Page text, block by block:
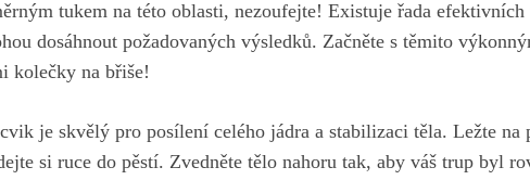
tukem na této oblasti, nezoufejte! Existuje řada
dosáhnout požadovaných výsledků. Začněte s těmito
kolečky na břiše!
je skvělý pro posílení celého jádra a stabilizaci těla. Ležte na
si ruce do pěstí. Zvedněte tělo nahoru tak, aby váš trup byl